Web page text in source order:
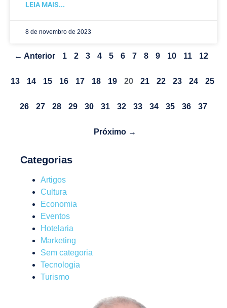
LEIA MAIS...
8 de novembro de 2023
← Anterior 1 2 3 4 5 6 7 8 9 10 11 12
13 14 15 16 17 18 19 20 21 22 23 24 25
26 27 28 29 30 31 32 33 34 35 36 37
Próximo →
Categorias
Artigos
Cultura
Economia
Eventos
Hotelaria
Marketing
Sem categoria
Tecnologia
Turismo